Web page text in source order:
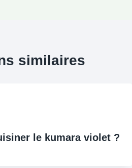
similaires
le kumara violet ?